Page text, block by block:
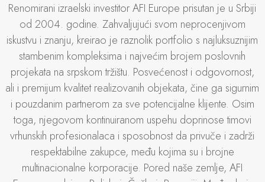
Renomirani izraelski investitor AFI Europe prisutan je u Srbiji
od 2004. godine. Zahvaljujući svom neprocenjivom
iskustvu i znanju, kreirao je raznolik portfolio s najluksuznijim
stambenim kompleksima i najvećim brojem poslovnih
projekata na srpskom tržištu. Posvećenost i odgovornost,
ali i premijum kvalitet realizovanih objekata, čine ga sigurnim
i pouzdanim partnerom za sve potencijalne klijente. Osim
toga, njegovom kontinuiranom uspehu doprinose timovi
vrhunskih profesionalaca i sposobnost da privuče i zadrži
respektabilne zakupce, među kojima su i brojne
multinacionalne korporacije. Pored naše zemlje, AFI